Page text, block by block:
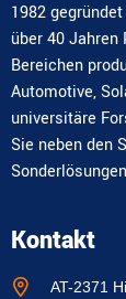
1982
über 40 Jahren
Bereichen
Automotive,
universitäre
Sie neben den
Kontakt
AT-2371